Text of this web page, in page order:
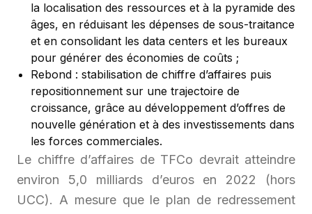
la localisation des ressources et à la pyramide des
âges, en réduisant les dépenses de sous-traitance
et en consolidant les data centers et les bureaux
pour générer des économies de coûts ;
Rebond : stabilisation de chiffre d’affaires puis
repositionnement sur une trajectoire de
croissance, grâce au développement d’offres de
nouvelle génération et à des investissements dans
les forces commerciales.
Le chiffre d’affaires de TFCo devrait atteindre
environ 5,0 milliards d’euros en 2022 (hors
UCC). A mesure que le plan de redressement